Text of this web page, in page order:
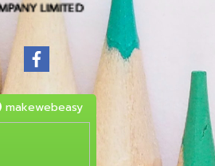
makewebeasy